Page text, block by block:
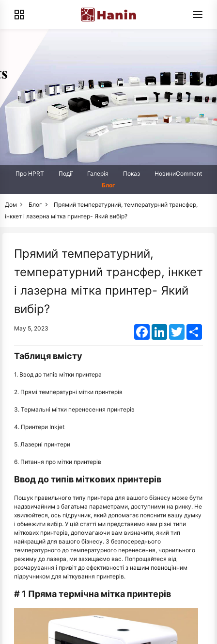
Про HPRT Події Галерія Показ
НовиниComment
Блог
Дом Блог
Прямий температурний, температурний трансфер,
інккет і лазерна мітка принтер- Який вибір?
Прямий температурний,
температурний трансфер, інккет
і лазерна мітка принтер- Який
вибір?
May 5, 2023 FacebookLinkedInTwitter
Таблиця вмісту
1. Ввод до типів мітки принтера
2. Прямі температурні мітки принтерів
3. Термальні мітки перенесення принтерів
4. Принтери Inkjet
5. Лазерні принтери
6. Питання про мітки принтерів
Ввод до типів міткових принтерів
Пошук правильного типу принтера для вашого бізнесу може бути
надзвичайним з багатьма параметрами, доступними на ринку. Не
хвилюйтеся, ось підручник, який допомагає пояснити вашу думку
і обмежити вибір. У цій статті ми представимо вам різні типи
міткових принтерів, допомагаючи вам визначити, який тип
найкращий для вашого бізнесу. З безпосереднього
температурного до температурного перенесення, чорнильного
режиму до лазера, ми захищаємо вас. Попрощайтеся від
розчарування і привіт до ефективності з нашим повноцінним
підручником для міткування принтерів.
# 1 Пряма термічна мітка принтерів